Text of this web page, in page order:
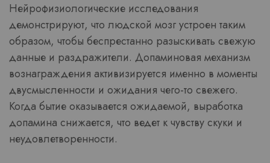
Нейрофизиологические исследования
демонстрируют, что людской мозг устроен таким
образом, чтобы беспрестанно разыскивать свежую
данные и раздражители. Допаминовая механизм
вознаграждения активизируется именно в моменты
двусмысленности и ожидания чего-то свежего.
Когда бытие оказывается ожидаемой, выработка
допамина снижается, что ведет к чувству скуки и
неудовлетворенности.